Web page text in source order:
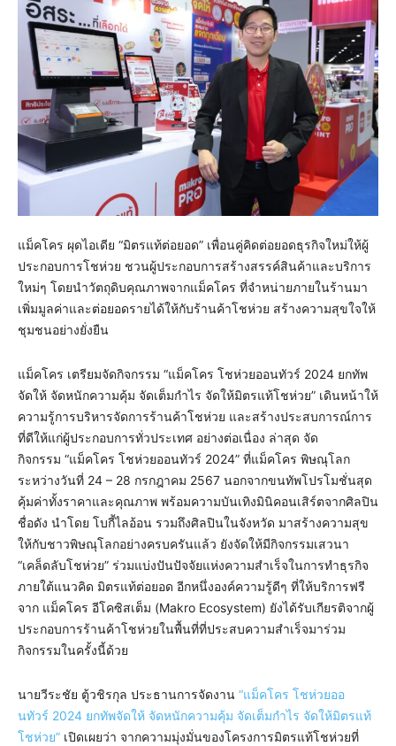
แม็คโคร ผุดไอเดีย “มิตรแท้ต่อยอด” เพื่อนคู่คิดต่อยอดธุรกิจใหม่ให้ผู้
ประกอบการโชห่วย ชวนผู้ประกอบการสร้างสรรค์สินค้าและบริการ
ใหม่ๆ โดยนำวัตถุดิบคุณภาพจากแม็คโคร ที่จำหน่ายภายในร้านมา
เพิ่มมูลค่าและต่อยอดรายได้ให้กับร้านค้าโชห่วย สร้างความสุขใจให้
ชุมชนอย่างยั่งยืน
แม็คโคร เตรียมจัดกิจกรรม “แม็คโคร โชห่วยออนทัวร์ 2024 ยกทัพ
จัดให้ จัดหนักความคุ้ม จัดเต็มกำไร จัดให้มิตรแท้โชห่วย” เดินหน้าให้
ความรู้การบริหารจัดการร้านค้าโชห่วย และสร้างประสบการณ์การ
ที่ดีให้แก่ผู้ประกอบการทั่วประเทศ อย่างต่อเนื่อง ล่าสุด จัด
กิจกรรม “แม็คโคร โชห่วยออนทัวร์ 2024” ที่แม็คโคร พิษณุโลก
ระหว่างวันที่ 24 – 28 กรกฎาคม 2567 นอกจากขนทัพโปรโมชั่นสุด
คุ้มค่าทั้งราคาและคุณภาพ พร้อมความบันเทิงมินิคอนเสิร์ตจากศิลปิน
ชื่อดัง นำโดย โบกี้ไลอ้อน รวมถึงศิลปินในจังหวัด มาสร้างความสุข
ให้กับชาวพิษณุโลกอย่างครบครันแล้ว ยังจัดให้มีกิจกรรมเสวนา
“เคล็ดลับโชห่วย” ร่วมแบ่งปันปัจจัยแห่งความสำเร็จในการทำธุรกิจ
ภายใต้แนวคิด มิตรแท้ต่อยอด อีกหนึ่งองค์ความรู้ดีๆ ที่ให้บริการฟรี
จาก แม็คโคร อีโคซิสเต็ม (Makro Ecosystem) ยังได้รับเกียรติจากผู้
ประกอบการร้านค้าโชห่วยในพื้นที่ที่ประสบความสำเร็จมาร่วม
กิจกรรมในครั้งนี้ด้วย
นายวีระชัย ตู้วชิรกุล ประธานการจัดงาน “แม็คโคร โชห่วยออ
นทัวร์ 2024 ยกทัพจัดให้ จัดหนักความคุ้ม จัดเต็มกำไร จัดให้มิตรแท้
โชห่วย” เปิดเผยว่า จากความมุ่งมั่นของโครงการมิตรแท้โชห่วยที่